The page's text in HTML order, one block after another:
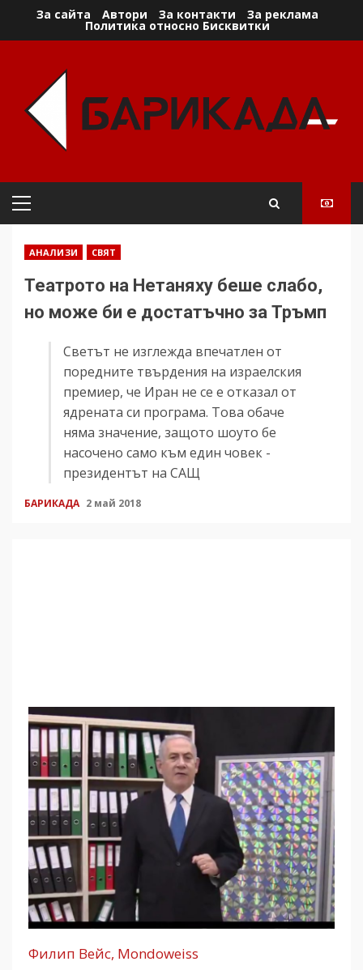
За сайта Автори За контакти За реклама
Политика относно Бисквитки
Primary
АНАЛИЗИ СВЯТ
Театрото на Нетаняху беше слабо,
но може би е достатъчно за Тръмп
Светът не изглежда впечатлен от
поредните твърдения на израелския
премиер, че Иран не се е отказал от
ядрената си програма. Това обаче
няма значение, защото шоуто бе
насочено само към един човек -
президентът на САЩ
БАРИКАДА 2 май 2018
Филип Вейс, Mondoweiss